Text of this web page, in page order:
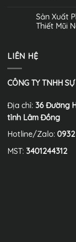
Sản Xuất
Thiết Mũi
LIÊN HỆ
CÔNG TY TNHH
Địa chỉ: 36 Đường
tỉnh Lâm Đồng
Hotline/Zalo: 0932
MST: 3401244312